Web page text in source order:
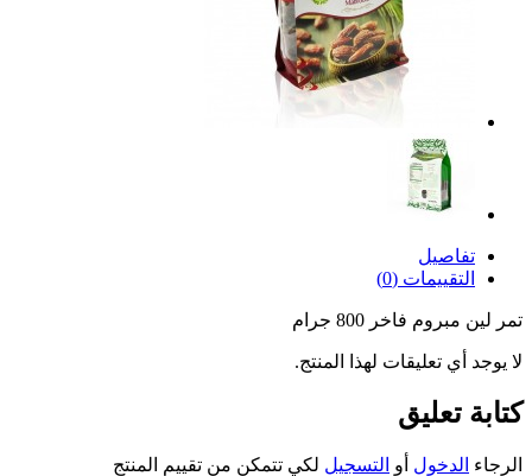
تفاصيل
التقييمات (0)
تمر لين مبروم فاخر 800 جرام
لا يوجد أي تعليقات لهذا المنتج.
كتابة تعليق
الرجاء الدخول أو التسجيل لكي تتمكن من تقييم المنتج